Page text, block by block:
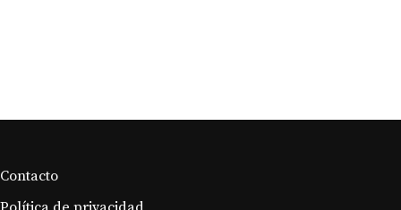
Contacto